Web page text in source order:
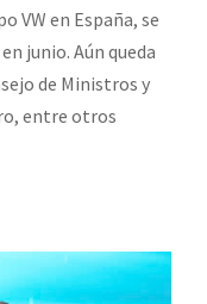
VW en España, se
junio. Aún queda
de Ministros y
entre otros